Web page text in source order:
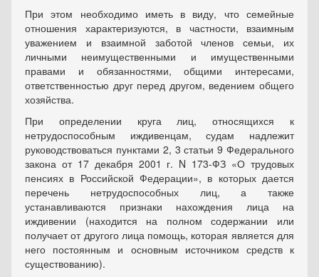
При этом необходимо иметь в виду, что семейные
отношения характеризуются, в частности, взаимным
уважением и взаимной заботой членов семьи, их
личными неимущественными и имущественными
правами и обязанностями, общими интересами,
ответственностью друг перед другом, ведением общего
хозяйства.
При определении круга лиц, относящихся к
нетрудоспособным иждивенцам, судам надлежит
руководствоваться пунктами 2, 3 статьи 9 Федерального
закона от 17 декабря 2001 г. N 173-ФЗ «О трудовых
пенсиях в Российской Федерации», в которых дается
перечень нетрудоспособных лиц, а также
устанавливаются признаки нахождения лица на
иждивении (находится на полном содержании или
получает от другого лица помощь, которая является для
него постоянным и основным источником средств к
существованию).